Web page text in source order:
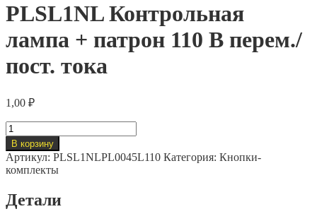
PLSL1NL Контрольная
лампа + патрон 110 В перем./
пост. тока
1,00 ₽
Количество
товара
PLSL1NL
Контрольная
лампа
патрон
В корзину
Артикул: PLSL1NLPL0045L110 Категория: Кнопки-
комплекты
Детали